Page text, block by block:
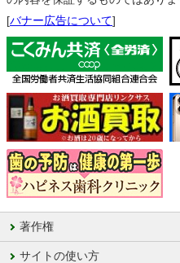
[バナー広告について]
著作権
サイトの使い方